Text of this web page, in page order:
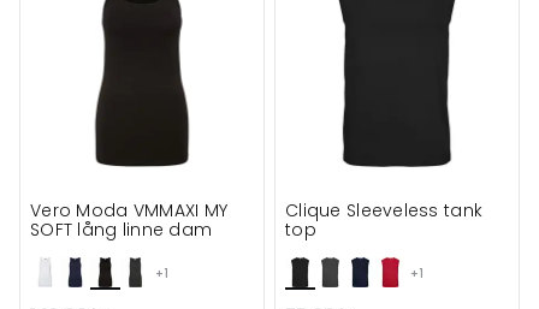
+1
Vero Moda VMMAXI MY
SOFT lång linne dam
+1
Clique Sleeveless tank
top